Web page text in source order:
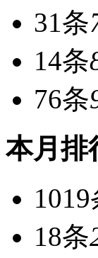
31条
14条
76条
本月排
1019
18条